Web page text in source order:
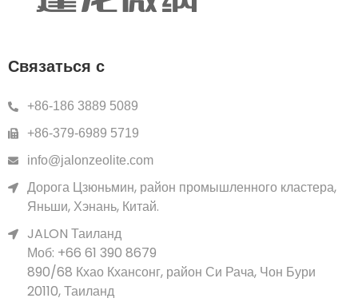
Связаться с
+86-186 3889 5089
+86-379-6989 5719
info@jalonzeolite.com
Дорога Цзюньмин, район промышленного кластера,
Яньши, Хэнань, Китай.
JALON Таиланд
Моб: +66 61 390 8679
890/68 Кхао Кхансонг, район Си Рача, Чон Бури
20110, Таиланд